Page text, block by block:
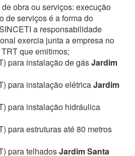
obra ou serviços: execução
de serviços é a forma do
a responsabilidade
exercia junta a empresa no
que emitimos;
para instalação de gásJardim
para instalação elétricaJardim
para instalação hidráulica
para estruturas até 80 metros
para telhadosJardim Santa